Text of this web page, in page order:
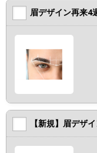
眉デザイン再来4
【新規】眉デザ